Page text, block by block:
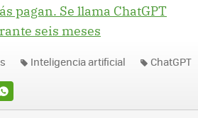
pagan. Se llama ChatGPT
seis meses
Inteligencia artificial ChatGPT